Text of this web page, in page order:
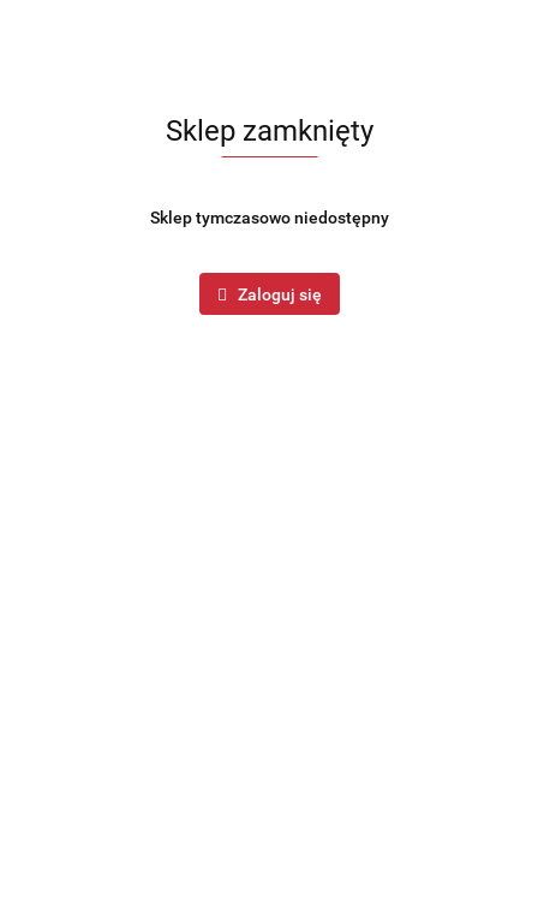
Sklep zamknięty
Sklep tymczasowo niedostępny
Zaloguj się